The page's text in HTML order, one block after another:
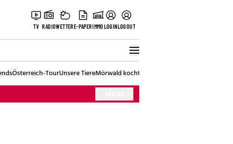
TV RADIOWETTERE-PAPERIMMOLOGINLOGOUT
Österreich-TourUnsere TiereMörwald kocht